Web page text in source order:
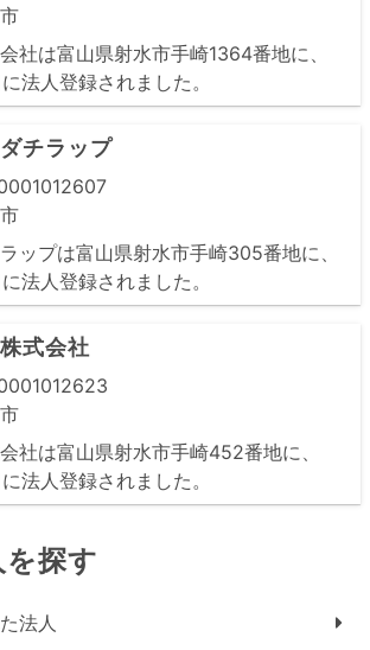
社は富山県射水市手崎1364番地に、
法人登録されました。
チラップ
ップは富山県射水市手崎305番地に、
法人登録されました。
式会社
社は富山県射水市手崎452番地に、
法人登録されました。
探す
法人